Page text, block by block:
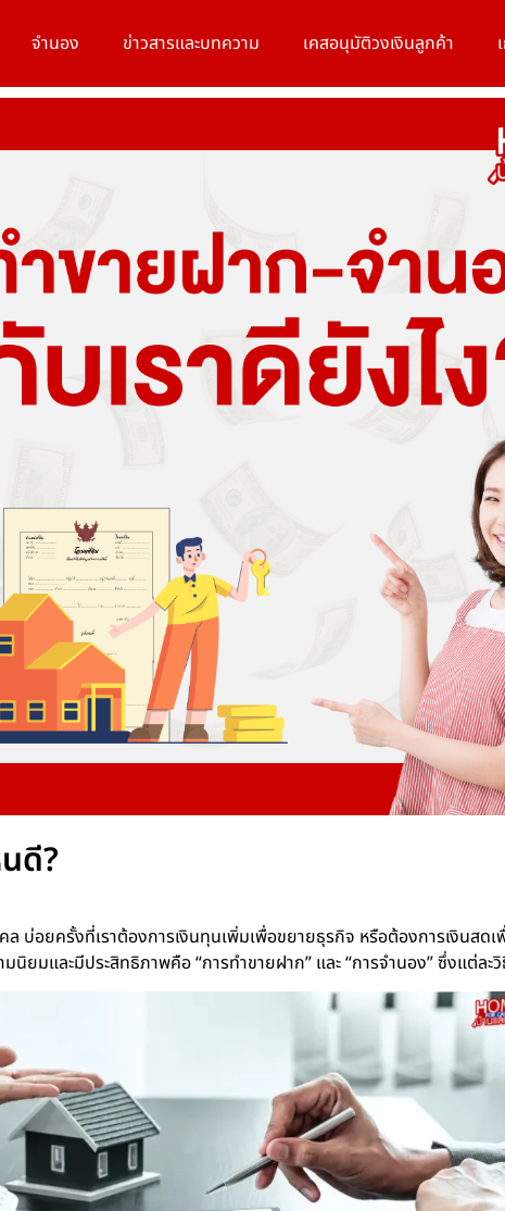
จำนอง ข่าวสารและบทความ เคสอนุมัติวงเงินลูกค้า
ดี?
บ่อยครั้งที่เราต้องการเงินทุนเพิ่มเพื่อขยายธุรกิจ หรือต้องการเงินสด
นิยมและมีประสิทธิภาพคือ “การทำขายฝาก” และ “การจำนอง” ซึ่งแต่ล